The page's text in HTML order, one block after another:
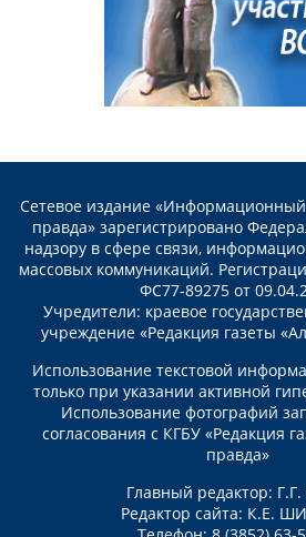
Сетевое издание «Информационный
правда» зарегистрировано
надзору в сфере связи,
массовых коммуникаций.
ФС77-89275 от
Учредители: краевое
учреждение «Редакция газеты
Использование текстовой
только при указании активной
Использование фотографий
согласования с КГБУ «Редакция
правда»
Главный редактор:
Редактор сайта: К.Е.